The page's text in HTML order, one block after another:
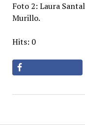
Foto 2: Laura
Murillo.
Hits: 0